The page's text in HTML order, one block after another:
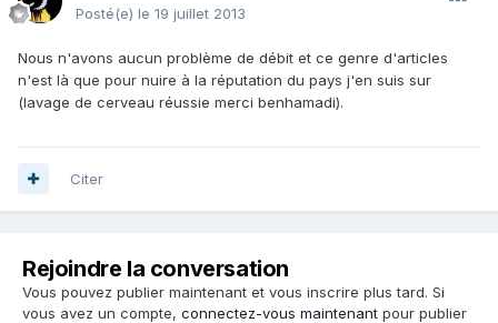
Posté(e) le 19 juillet 2013
Nous n'avons aucun problème de débit et ce genre d'articles
n'est là que pour nuire à la réputation du pays j'en suis sur
(lavage de cerveau réussie merci benhamadi).
Citer
Rejoindre la conversation
Vous pouvez publier maintenant et vous inscrire plus tard. Si
vous avez un compte, connectez-vous maintenant pour publier